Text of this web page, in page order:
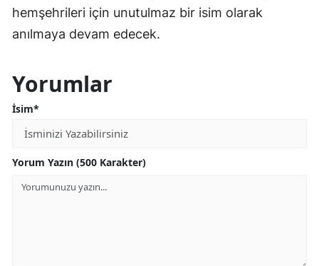
hemşehrileri için unutulmaz bir isim olarak
anılmaya devam edecek.
Yorumlar
İsim*
Yorum Yazın (500 Karakter)